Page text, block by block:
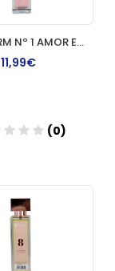
IAP PHARM Nº 1 AMOR ENVASE 150 ML
11,99€
(0)